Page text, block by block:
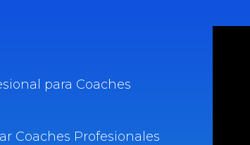
para Coaches
Coaches Profesionales